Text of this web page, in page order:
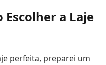
Escolher a Laje
perfeita, preparei um